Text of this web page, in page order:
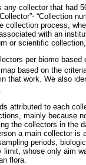
any collector that had
“Collection
collection process,
with an
or scientific
per biome
based on the
that work. We also
.
attributed to each
mainly because
the collectors in the
a main collector
periods,
limit, whose only aim
flora.